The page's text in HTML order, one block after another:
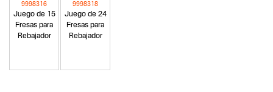
Juego de 15
Fresas para
Rebajador
9998316
Juego de 24
Fresas para
Rebajador
9998318